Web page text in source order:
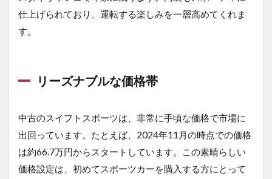
購
入
る
須
ッ
ク
ポ
イ
ン
仕上げられており、運転する楽しみを一層高めてくれま
す。
リーズナブルな価格帯
中古のスイフトスポーツは、非常に手頃な価格で市場に
出回っています。たとえば、2024年11月の時点での価格
は約66.7万円からスタートしています。この素晴らしい
価格設定は、初めてスポーツカーを購入する方にとって